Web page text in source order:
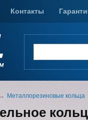
Контакты
Металлорезиновые кольца